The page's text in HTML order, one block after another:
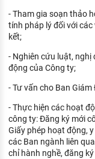
HƯỚNG NGHIỆP
Xu hướng việc
XÂY DỰNG VÀ
NHÂN SỰ
TUYỂN DỤNG
- Tham gia soạn thảo
tính pháp lý đối với
kết;
- Nghiên cứu luật,
động của Công ty;
- Tư vấn cho Ban
- Thực hiện các hoạt
công ty: Đăng ký mới
Giấy phép hoạt động,
các Ban ngành liên
chỉ hành nghề, đăng